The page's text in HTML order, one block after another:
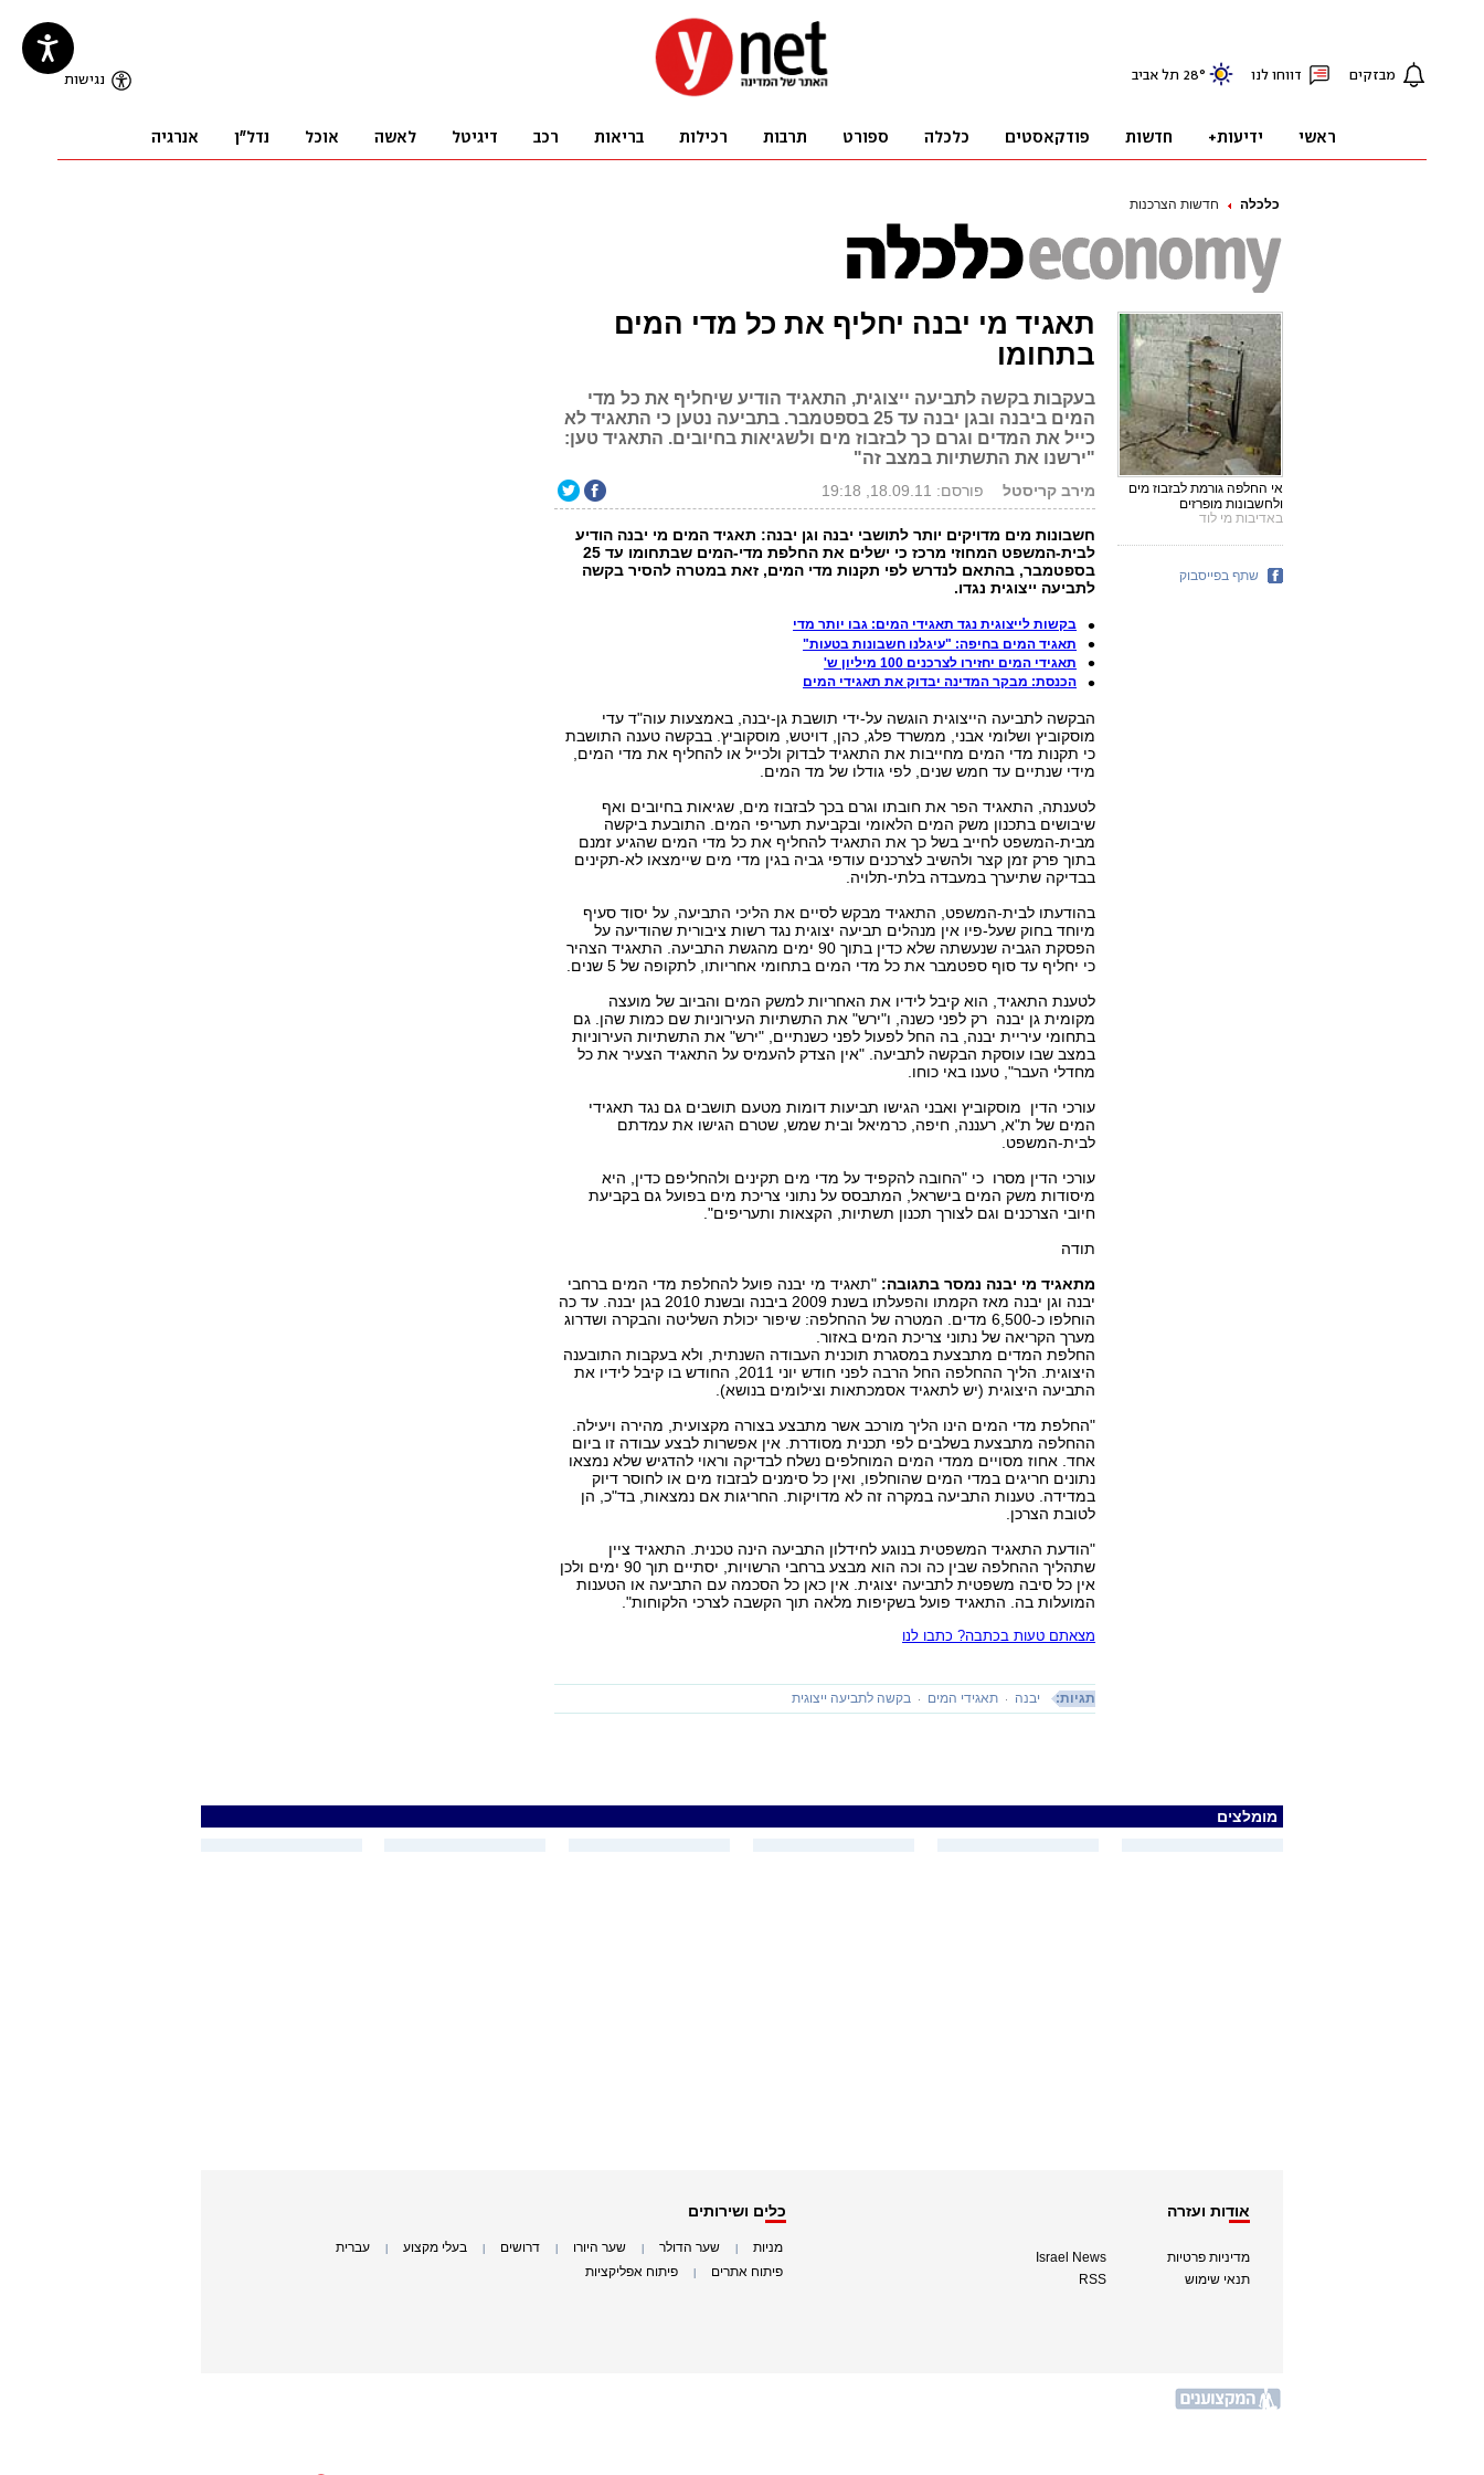
כלכלה חדשות הצרכנות
תאגיד מי יבנה יחליף את כל מדי המים
בתחומו
בעקבות בקשה לתביעה ייצוגית, התאגיד הודיע שיחליף את כל מדי
המים ביבנה ובגן יבנה עד 25 בספטמבר. בתביעה נטען כי התאגיד לא
כייל את המדים וגרם כך לבזבוז מים ולשגיאות בחיובים. התאגיד טען:
"ירשנו את התשתיות במצב זה"
מירב קריסטל פורסם: 18.09.11, 19:18
חשבונות מים מדויקים יותר לתושבי יבנה וגן יבנה: תאגיד המים מי יבנה הודיע
לבית-המשפט המחוזי מרכז כי ישלים את החלפת מדי-המים שבתחומו עד 25
בספטמבר, בהתאם לנדרש לפי תקנות מדי המים, זאת במטרה להסיר בקשה
לתביעה ייצוגית נגדו.
בקשות לייצוגית נגד תאגידי המים: גבו יותר מדי
תאגיד המים בחיפה: "עיגלנו חשבונות בטעות"
תאגידי המים יחזירו לצרכנים 100 מיליון ש'
הכנסת: מבקר המדינה יבדוק את תאגידי המים
הבקשה לתביעה הייצוגית הוגשה על-ידי תושבת גן-יבנה, באמצעות עוה"ד עדי
מוסקוביץ ושלומי אבני, ממשרד פלג, כהן, דויטש, מוסקוביץ. בבקשה טענה התושבת
כי תקנות מדי המים מחייבות את התאגיד לבדוק ולכייל או להחליף את מדי המים,
מידי שנתיים עד חמש שנים, לפי גודלו של מד המים.
לטענתה, התאגיד הפר את חובתו וגרם בכך לבזבוז מים, שגיאות בחיובים ואף
שיבושים בתכנון משק המים הלאומי ובקביעת תעריפי המים. התובעת ביקשה
מבית-המשפט לחייב בשל כך את התאגיד להחליף את כל מדי המים שהגיע זמנם
בתוך פרק זמן קצר ולהשיב לצרכנים עודפי גביה בגין מדי מים שיימצאו לא-תקינים
בבדיקה שתיערך במעבדה בלתי-תלויה.
בהודעתו לבית-המשפט, התאגיד מבקש לסיים את הליכי התביעה, על יסוד סעיף
מיוחד בחוק שעל-פיו אין מנהלים תביעה יצוגית נגד רשות ציבורית שהודיעה על
הפסקת הגביה שנעשתה שלא כדין בתוך 90 ימים מהגשת התביעה. התאגיד הצהיר
כי יחליף עד סוף ספטמבר את כל מדי המים בתחומי אחריותו, לתקופה של 5 שנים.
לטענת התאגיד, הוא קיבל לידיו את האחריות למשק המים והביוב של מועצה
מקומית גן יבנה רק לפני כשנה, ו"ירש" את התשתיות העירוניות שם כמות שהן. גם
בתחומי עיריית יבנה, בה החל לפעול לפני כשנתיים, "ירש" את התשתיות העירוניות
במצב שבו עוסקת הבקשה לתביעה. "אין הצדק להעמיס על התאגיד הצעיר את כל
מחדלי העבר", טענו באי כוחו.
עורכי הדין מוסקוביץ ואבני הגישו תביעות דומות מטעם תושבים גם נגד תאגידי
המים של ת"א, רעננה, חיפה, כרמיאל ובית שמש, שטרם הגישו את עמדתם
לבית-המשפט.
עורכי הדין מסרו כי "החובה להקפיד על מדי מים תקינים ולהחליפם כדין, היא
מיסודות משק המים בישראל, המתבסס על נתוני צריכת מים בפועל גם בקביעת
חיובי הצרכנים וגם לצורך תכנון תשתיות, הקצאות ותעריפים".
תודה
מתאגיד מי יבנה נמסר בתגובה: "תאגיד מי יבנה פועל להחלפת מדי המים ברחבי
יבנה וגן יבנה מאז הקמתו והפעלתו בשנת 2009 ביבנה ובשנת 2010 בגן יבנה. עד כה
הוחלפו כ-6,500 מדים. המטרה של ההחלפה: שיפור יכולת השליטה והבקרה ושדרוג
מערך הקריאה של נתוני צריכת המים באזור.
החלפת המדים מתבצעת במסגרת תוכנית העבודה השנתית, ולא בעקבות התובענה
היצוגית. הליך ההחלפה החל הרבה לפני חודש יוני 2011, החודש בו קיבל לידיו את
התביעה היצוגית (יש לתאגיד אסמכתאות וצילומים בנושא).
"החלפת מדי המים הינו הליך מורכב אשר מתבצע בצורה מקצועית, מהירה ויעילה.
ההחלפה מתבצעת בשלבים לפי תכנית מסודרת. אין אפשרות לבצע עבודה זו ביום
אחד. אחוז מסויים ממדי המים המוחלפים נשלח לבדיקה וראוי להדגיש שלא נמצאו
נתונים חריגים במדי המים שהוחלפו, ואין כל סימנים לבזבוז מים או לחוסר דיוק
במדידה. טענות התביעה במקרה זה לא מדויקות. החריגות אם נמצאות, בד"כ, הן
לטובת הצרכן.
"הודעת התאגיד המשפטית בנוגע לחידלון התביעה הינה טכנית. התאגיד ציין
שתהליך ההחלפה שבין כה וכה הוא מבצע ברחבי הרשויות, יסתיים תוך 90 ימים ולכן
אין כל סיבה משפטית לתביעה יצוגית. אין כאן כל הסכמה עם התביעה או הטענות
המועלות בה. התאגיד פועל בשקיפות מלאה תוך הקשבה לצרכי הלקוחות".
מצאתם טעות בכתבה? כתבו לנו
תגיות: יבנה תאגידי המים בקשה לתביעה ייצוגית
אי החלפה גורמת לבזבוז מים
ולחשבונות מופרזים
באדיבות מי לוד
שתף בפייסבוק
מומלצים
אודות ועזרה
מדיניות פרטיות
תנאי שימוש
Israel News
RSS
כלים ושירותים
מניות שער הדולר שער היורו דרושים בעלי מקצוע עברית
פיתוח אתרים פיתוח אפליקציות